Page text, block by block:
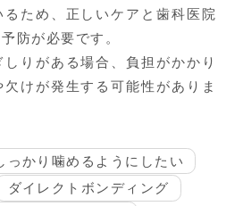
ため、正しいケアと歯科医院
防が必要です。
しりがある場合、負担がかかり
けが発生する可能性がありま
っかり噛めるようにしたい
ダイレクトボンディング